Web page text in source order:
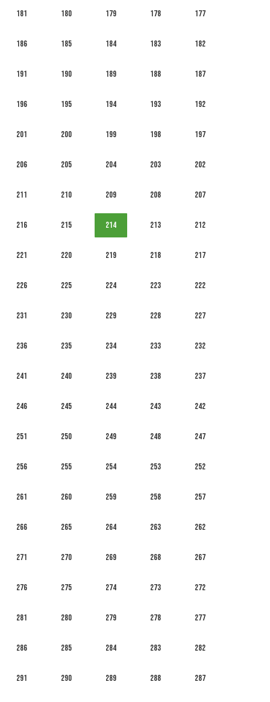
177
178
179
180
181
182
183
184
185
186
187
188
189
190
191
192
193
194
195
196
197
198
199
200
201
202
203
204
205
206
207
208
209
210
211
212
213
214
215
216
217
218
219
220
221
222
223
224
225
226
227
228
229
230
231
232
233
234
235
236
237
238
239
240
241
242
243
244
245
246
247
248
249
250
251
252
253
254
255
256
257
258
259
260
261
262
263
264
265
266
267
268
269
270
271
272
273
274
275
276
277
278
279
280
281
282
283
284
285
286
287
288
289
290
291